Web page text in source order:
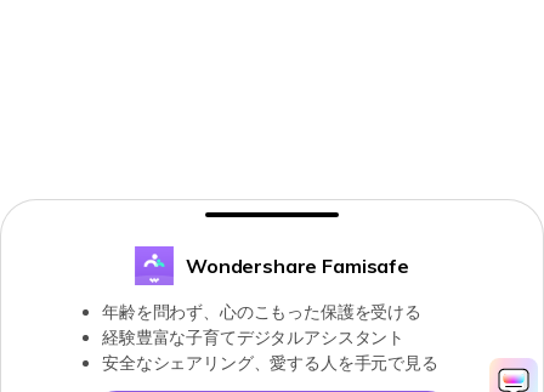
Wondershare Famisafe
年齢を問わず、心のこもった保護を受ける
経験豊富な子育てデジタルアシスタント
安全なシェアリング、愛する人を手元で見る